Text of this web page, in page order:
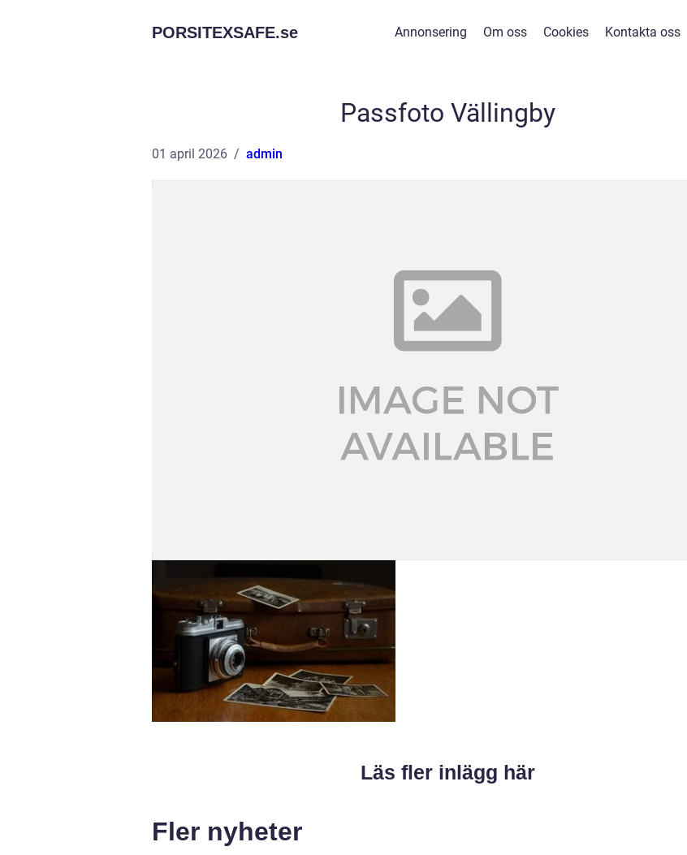
PORSITEXSAFE.se Annonsering Om oss Cookies Kontakta oss
Passfoto Vällingby
01 april 2026 admin
Läs fler inlägg här
Fler nyheter